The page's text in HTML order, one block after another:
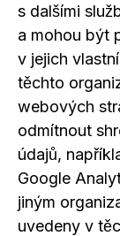
s dalšími
a mohou být
v jejich
těchto
webových
odmítnout
údajů,
Google
jiným
uvedeny v